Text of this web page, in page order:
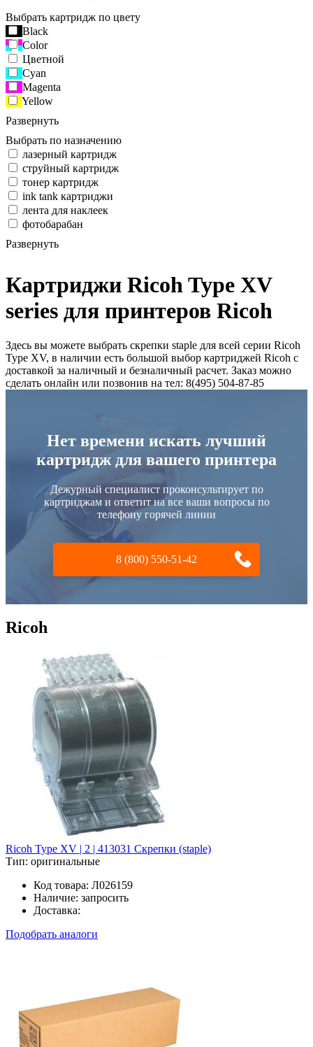
Выбрать картридж по цвету
Black
Color
Цветной
Cyan
Magenta
Yellow
Развернуть
Выбрать по назначению
лазерный картридж
струйный картридж
тонер картридж
ink tank картриджи
лента для наклеек
фотобарабан
Развернуть
Картриджи Ricoh Type XV
series для принтеров Ricoh
Здесь вы можете выбрать скрепки staple для всей серии Ricoh
Type XV, в наличии есть большой выбор картриджей Ricoh с
доставкой за наличный и безналичный расчет. Заказ можно
сделать онлайн или позвонив на тел: 8(495) 504-87-85
Нет времени искать лучший
картридж для вашего принтера
Дежурный специалист проконсультирует по
картриджам и ответит на все ваши вопросы по
телефону горячей линии
8 (800) 550-51-42
Ricoh
Ricoh Type XV | 2 | 413031 Скрепки (staple)
Тип: оригинальные
Код товара: Л026159
Наличие: запросить
Доставка:
Подобрать аналоги